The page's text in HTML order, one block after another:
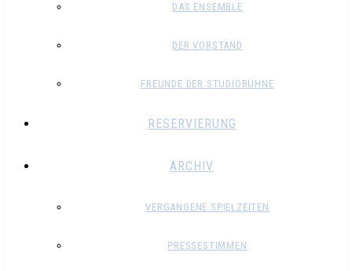
DAS ENSEMBLE
DER VORSTAND
FREUNDE DER STUDIOBÜHNE
RESERVIERUNG
ARCHIV
VERGANGENE SPIELZEITEN
PRESSESTIMMEN